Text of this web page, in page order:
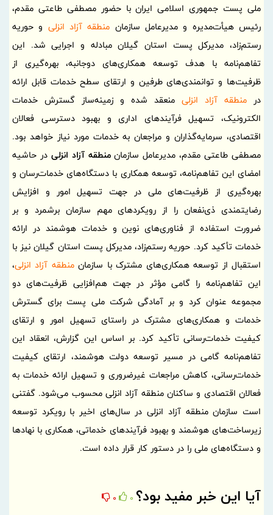
ملی پست جمهوری اسلامی ایران با حضور مصطفی طاعتی مقدم،
رئیس هیأت‌مدیره و مدیرعامل سازمان منطقه آزاد انزلی و حوریه
رستم‌زاد، مدیرکل پست استان گیلان مبادله و اجرایی شد. این
تفاهم‌نامه با هدف توسعه همکاری‌های دوجانبه، بهره‌گیری از
ظرفیت‌ها و توانمندی‌های طرفین و ارتقای سطح خدمات قابل ارائه
در منطقه آزاد انزلی منعقد شده و زمینه‌ساز گسترش خدمات
الکترونیک، تسهیل فرآیندهای اداری و بهبود دسترسی فعالان
اقتصادی، سرمایه‌گذاران و مراجعان به خدمات مورد نیاز خواهد بود.
مصطفی طاعتی مقدم، مدیرعامل سازمانمنطقه آزاد انزلی در حاشیه
امضای این تفاهم‌نامه، توسعه همکاری با دستگاه‌های خدمات‌رسان و
بهره‌گیری از ظرفیت‌های ملی در جهت تسهیل امور و افزایش
رضایتمندی ذی‌نفعان را از رویکردهای مهم سازمان برشمرد و بر
ضرورت استفاده از فناوری‌های نوین و خدمات هوشمند در ارائه
خدمات تأکید کرد. حوریه رستم‌زاد، مدیرکل پست استان گیلان نیز با
استقبال از توسعه همکاری‌های مشترک با سازمانمنطقه آزاد انزلی،
این تفاهم‌نامه را گامی مؤثر در جهت هم‌افزایی ظرفیت‌های دو
مجموعه عنوان کرد و بر آمادگی شرکت ملی پست برای گسترش
خدمات و همکاری‌های مشترک در راستای تسهیل امور و ارتقای
کیفیت خدمات‌رسانی تأکید کرد. بر اساس این گزارش، انعقاد این
تفاهم‌نامه گامی در مسیر توسعه دولت هوشمند، ارتقای کیفیت
خدمات‌رسانی، کاهش مراجعات غیرضروری و تسهیل ارائه خدمات به
فعالان اقتصادی و ساکنان منطقه آزاد انزلی محسوب می‌شود. گفتنی
است سازمان منطقه آزاد انزلی در سال‌های اخیر با رویکرد توسعه
زیرساخت‌های هوشمند و بهبود فرآیندهای خدماتی، همکاری با نهادها
و دستگاه‌های ملی را در دستور کار قرار داده است.
آیا این خبر مفید بود؟ 0
0